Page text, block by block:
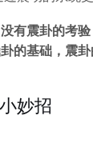
没有震卦的考
的基础，震
妙招